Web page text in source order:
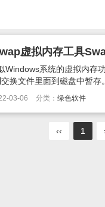
虚拟内存工具
Windows系统的虚拟内存
换文件里面到磁盘中暂存
03-06 分类： 绿色软件
‹‹ 1